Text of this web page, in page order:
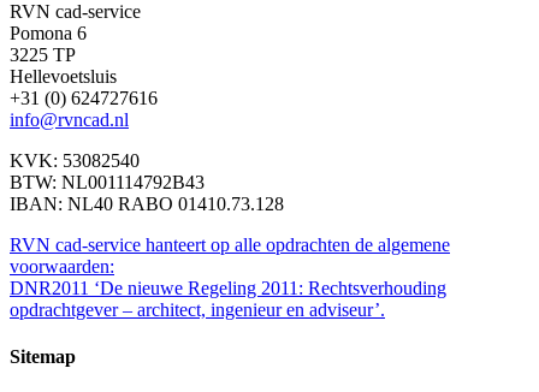
RVN cad-service
Pomona 6
3225 TP
Hellevoetsluis
+31 (0) 624727616
info@rvncad.nl
KVK: 53082540
BTW: NL001114792B43
IBAN: NL40 RABO 01410.73.128
RVN cad-service hanteert op alle opdrachten de algemene
voorwaarden:
DNR2011 ‘De nieuwe Regeling 2011: Rechtsverhouding
opdrachtgever – architect, ingenieur en adviseur’.
Sitemap